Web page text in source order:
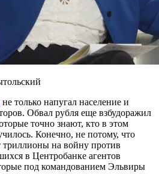
не только напугал население и
Обвал рубля еще взбудоражил
точно знают, кто в этом
Конечно, не потому, что
триллионы на войну против
в Центробанке агентов
под командованием Эльвиры